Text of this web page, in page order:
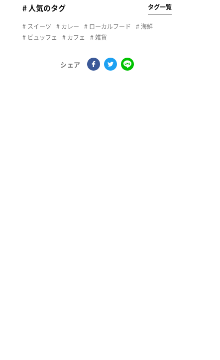
# 人気のタグ タグ一覧
スイーツ カレー ローカルフード
海鮮
ビュッフェ
カフェ 雑貨
シェア